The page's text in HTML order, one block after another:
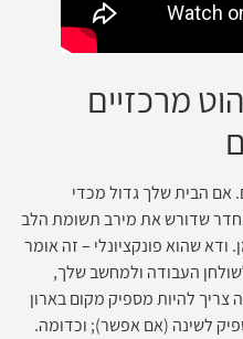
מרכזיים
הבית שלך גדול מכדי
שדורש את מירב תשומת הלב
שהוא פונקציונלי – זה אומר
העבודה ולמחשב שלך,
להיות מספיק מקום בארון
לשינה (אם אפשר); וכדומה.